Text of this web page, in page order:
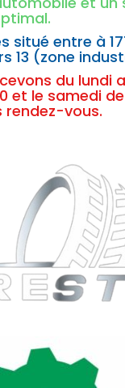
situé entre à
13 (zone
du lundi
et le samedi
rendez-vous.